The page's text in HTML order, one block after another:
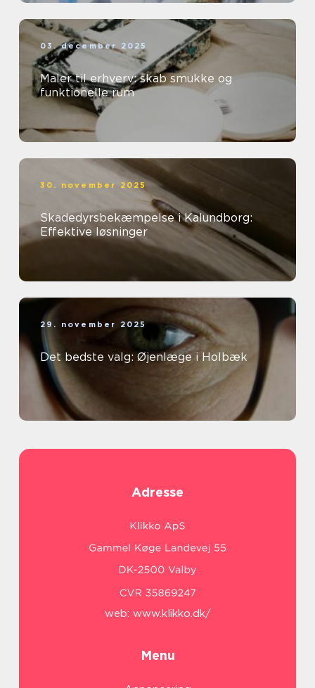
03. december 2025
Maler til erhverv: skab smukke og
funktionelle rum
30. november 2025
Skadedyrsbekæmpelse i Kalundborg:
Effektive løsninger
29. november 2025
Det bedste valg: Øjenlæge i Holbæk
Adresse
web: www.klikko.dk/
Menu